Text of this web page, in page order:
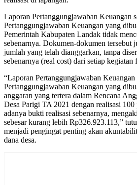
Laporan Pertanggungjawaban Keuangan
Pertanggungjawaban Keuangan yang
Pemerintah Kabupaten Landak tidak
sebenarnya. Dokumen-dokumen tersebut
jumlah yang telah dianggarkan, tanpa
sebenarnya (real cost) dari setiap
“Laporan Pertanggungjawaban Keuangan
Pertanggungjawaban Keuangan yang
anggaran yang tertera dalam Rencana
Desa Parigi TA 2021 dengan realisasi 100
adanya bukti realisasi sebenarnya,
sebesar kurang lebih Rp326.923.113,”
menjadi pengingat penting akan
dana desa.